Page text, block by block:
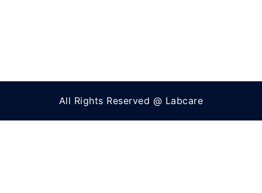
All Rights Reserved @ Labcare